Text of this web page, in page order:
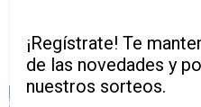
¡Regístrate! Te
de las novedades y
nuestros sorteos.